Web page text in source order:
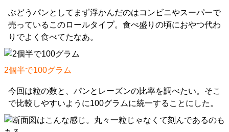
ぶどうパンとしてまず浮かんだのはコンビニやスーパーで
売っているこのロールタイプ。食べ盛りの頃におやつ代わ
りでよく食べてたなあ。
2個半で100グラム
今回は粒の数と、パンとレーズンの比率を調べたい。そこ
で比較しやすいように100グラムに統一することにした。